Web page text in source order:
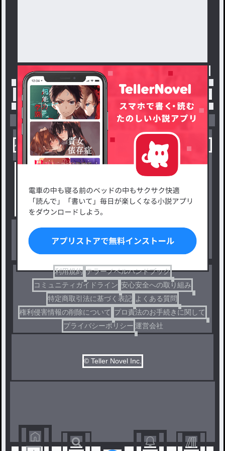
トップ 「#FORSAKEN」の人気小説・夢小説一覧
小説を探す
小説コンテスト応募・公募
出版・メディアミックス作品
ジャンルから探す
恋愛・ロマンス
ファンタジー・異世界・SF
ドラマ
利用規約 テラーノベルハンドブック
コミュニティガイドライン 安心安全への取り組み
特定商取引法に基づく表記 よくある質問
権利侵害情報の削除について プロ責法のお手続きに関して
プライバシーポリシー 運営会社
© Teller Novel Inc.